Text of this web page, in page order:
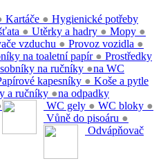
Kartáče ●
● Utěrky a hadry ● Mopy ●
vzduchu ● Provoz vozidla ●
Hygienické potřeby
na toaletní papír ●
na ručníky ●
kapesníky ●
a ručníky ●
Prostředky
na WC
WC gely ● WC bloky ●
Vůně do pisoáru ●
Koše a pytle
na odpadky
Odvápňovač